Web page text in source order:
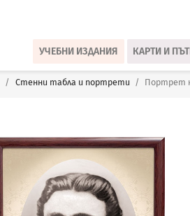
УЧЕБНИ ИЗДАНИЯ КАРТИ И
Стенни табла и портрети Портрет